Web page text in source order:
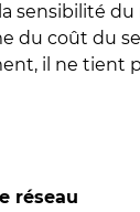
sensibilité
du coût du
il ne tient
réseau